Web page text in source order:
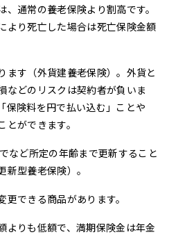
通常の養老保険より割高です。
より死亡した場合は死亡保険金額
ます（外貨建養老保険）。外貨と
などのリスクは契約者が負いま
保険料を円で払い込む」ことや
とができます。
など所定の年齢まで更新すること
型養老保険）。
できる商品があります。
よりも低額で、満期保険金は年金